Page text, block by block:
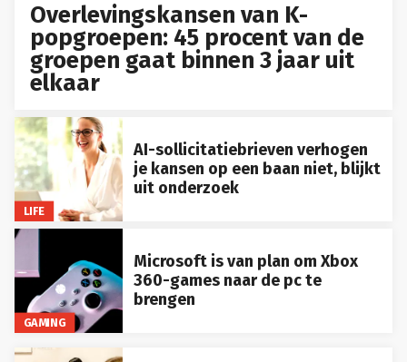
Overlevingskansen van K-
popgroepen: 45 procent van de
groepen gaat binnen 3 jaar uit
elkaar
LIFE
AI-sollicitatiebrieven verhogen
je kansen op een baan niet, blijkt
uit onderzoek
GAMING
Microsoft is van plan om Xbox
360-games naar de pc te
brengen